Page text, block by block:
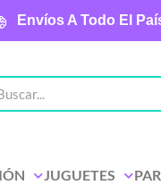
Envíos A Todo El
JUGUETES